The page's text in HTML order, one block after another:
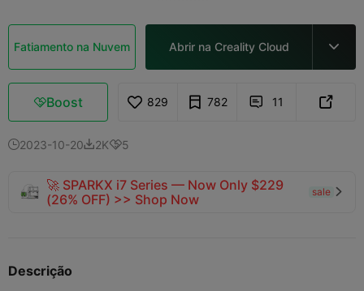
Fatiamento na Nuvem Abrir na Creality Cloud 
Boost 829 782  11 
2023-10-202K5
🚀 SPARKX i7 Series — Now Only $229
(26% OFF) >> Shop Now
sale 
Descrição